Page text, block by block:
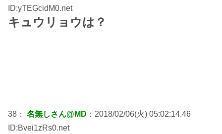
ID:yTEGcidM0.net
キュウリョウは？
38： 名無しさん@MD ：2018/02/06(火) 05:02:14.46
ID:Bvei1zRs0.net